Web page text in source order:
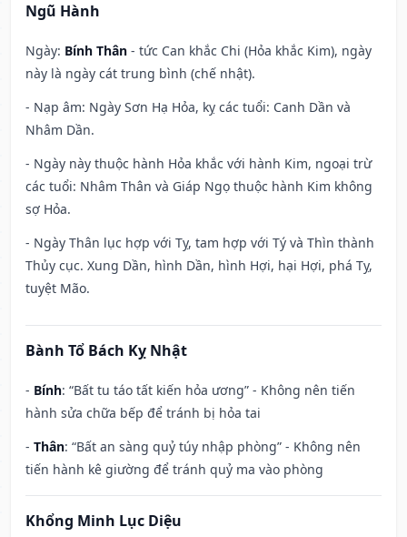
Ngũ Hành
Ngày: Bính Thân - tức Can khắc Chi (Hỏa khắc Kim), ngày
này là ngày cát trung bình (chế nhật).
- Nạp âm: Ngày Sơn Hạ Hỏa, kỵ các tuổi: Canh Dần và
Nhâm Dần.
- Ngày này thuộc hành Hỏa khắc với hành Kim, ngoại trừ
các tuổi: Nhâm Thân và Giáp Ngọ thuộc hành Kim không
sợ Hỏa.
- Ngày Thân lục hợp với Tỵ, tam hợp với Tý và Thìn thành
Thủy cục. Xung Dần, hình Dần, hình Hợi, hại Hợi, phá Tỵ,
tuyệt Mão.
Bành Tổ Bách Kỵ Nhật
- Bính: “Bất tu táo tất kiến hỏa ương” - Không nên tiến
hành sửa chữa bếp để tránh bị hỏa tai
- Thân: “Bất an sàng quỷ túy nhập phòng” - Không nên
tiến hành kê giường để tránh quỷ ma vào phòng
Khổng Minh Lục Diệu